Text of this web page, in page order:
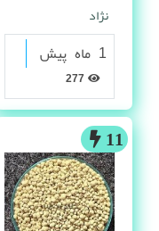
نژاد
1 ماه پیش
11